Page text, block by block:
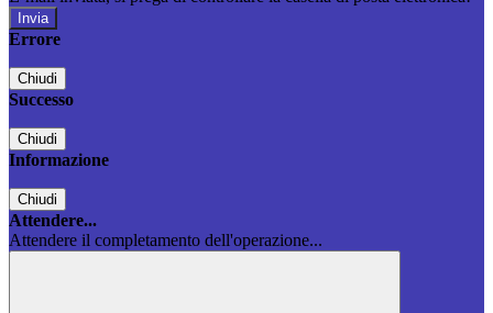
Errore
Chiudi
Successo
Chiudi
Informazione
Chiudi
Attendere...
Attendere il completamento dell'operazione...